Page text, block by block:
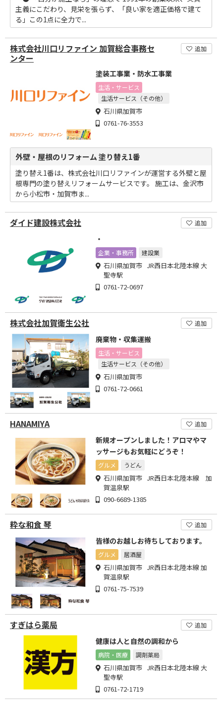
主義にこだわり、見栄を張らず、「良い家を適正価格で建て
る」この1点に全力で...
株式会社川口リファイン 加賀総合事務セ
ンター
追加
塗装工事業・防水工事業
生活・サービス
生活サービス（その他）
石川県加賀市
0761-76-3553
外壁・屋根のリフォーム 塗り替え1番
塗り替え1番は、株式会社川口リファインが運営する外壁と屋
根専門の塗り替えリフォームサービスです。 施工は、金沢市
から小松市・加賀市ま...
ダイド建設株式会社 追加
・
企業・事務所 建設業
石川県加賀市 JR西日本北陸本線 大
聖寺駅
0761-72-0697
株式会社加賀衛生公社 追加
廃棄物・収集運搬
生活・サービス
生活サービス（その他）
石川県加賀市
0761-72-0661
HANAMIYA 追加
新規オープンしました！アロマやマ
ッサージもお気軽にどうぞ！
グルメ うどん
石川県加賀市 JR西日本北陸本線 加
賀温泉駅
090-6689-1385
粋な和食 琴 追加
皆様のお越しお待ちしております。
グルメ 居酒屋
石川県加賀市 JR西日本北陸本線 加
賀温泉駅
0761-75-7539
すぎはら薬局 追加
健康は人と自然の調和から
病院・医療 調剤薬局
石川県加賀市 JR西日本北陸本線 大
聖寺駅
0761-72-1719